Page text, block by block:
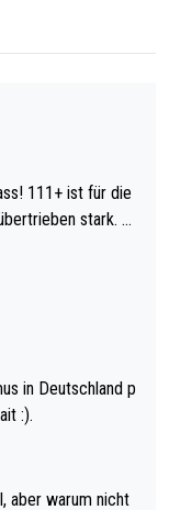
die
stark. U
in Deutschland p
:).
aber warum nicht